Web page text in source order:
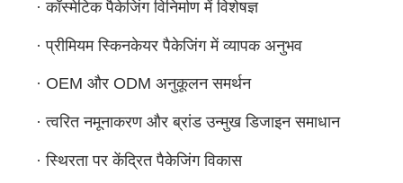
· कॉस्मेटिक पैकेजिंग विनिर्माण में विशेषज्ञ
· प्रीमियम स्किनकेयर पैकेजिंग में व्यापक अनुभव
· OEM और ODM अनुकूलन समर्थन
· त्वरित नमूनाकरण और ब्रांड उन्मुख डिजाइन समाधान
· स्थिरता पर केंद्रित पैकेजिंग विकास